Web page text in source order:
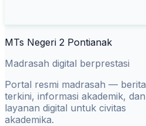
MTs Negeri 2 Pontianak
Madrasah digital berprestasi
Portal resmi madrasah — berita
terkini, informasi akademik, dan
layanan digital untuk civitas
akademika.